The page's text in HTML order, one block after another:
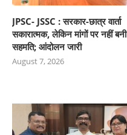
JPSC- JSSC : सरकार-छात्र वार्ता
सकारात्मक, लेकिन मांगों पर नहीं बनी
सहमति; आंदोलन जारी
August 7, 2026